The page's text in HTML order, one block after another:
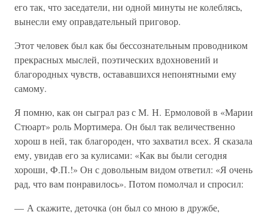
его так, что заседатели, ни одной минуты не колеблясь,
вынесли ему оправдательный приговор.
Этот человек был как бы бессознательным проводником
прекрасных мыслей, поэтических вдохновений и
благородных чувств, остававшихся непонятными ему
самому.
Я помню, как он сыграл раз с М. Н. Ермоловой в «Марии
Стюарт» роль Мортимера. Он был так величественно
хорош в ней, так благороден, что захватил всех. Я сказала
ему, увидав его за кулисами: «Как вы были сегодня
хороши, Ф.П.!» Он с довольным видом ответил: «Я очень
рад, что вам понравилось». Потом помолчал и спросил:
— А скажите, деточка (он был со мною в дружбе,